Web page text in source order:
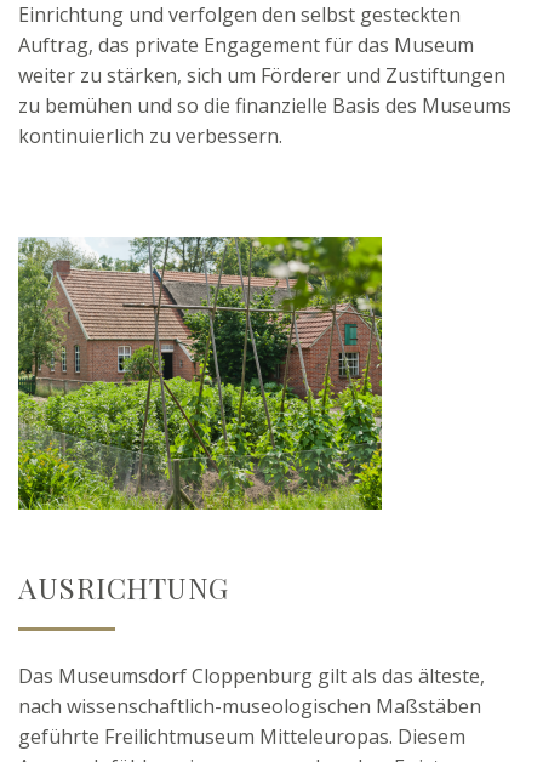
Einrichtung und verfolgen den selbst gesteckten
Auftrag, das private Engagement für das Museum
weiter zu stärken, sich um Förderer und Zustiftungen
zu bemühen und so die finanzielle Basis des Museums
kontinuierlich zu verbessern.
AUSRICHTUNG
Das Museumsdorf Cloppenburg gilt als das älteste,
nach wissenschaftlich-museologischen Maßstäben
geführte Freilichtmuseum Mitteleuropas. Diesem